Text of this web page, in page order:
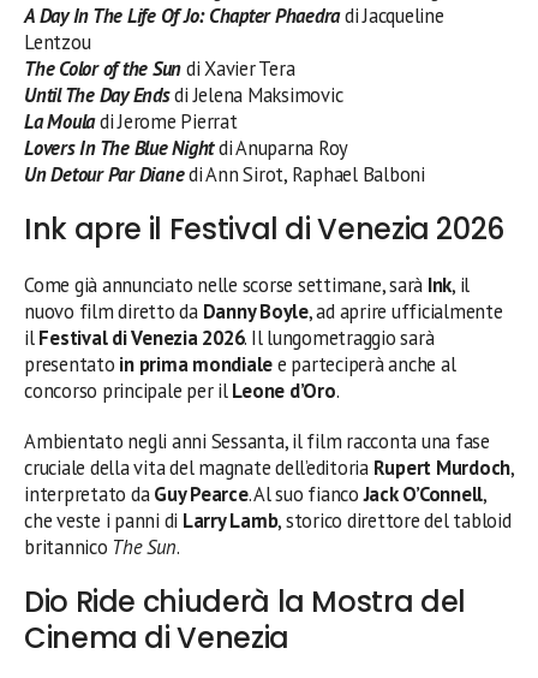
A Day In The Life Of Jo: Chapter Phaedradi Jacqueline
Lentzou
The Color of the Sundi Xavier Tera
Until The Day Endsdi Jelena Maksimovic
La Mouladi Jerome Pierrat
Lovers In The Blue Nightdi Anuparna Roy
Un Detour Par Dianedi Ann Sirot, Raphael Balboni
Ink apre il Festival di Venezia 2026
Come già annunciato nelle scorse settimane, sarà Ink, il
nuovo film diretto da Danny Boyle, ad aprire ufficialmente
ilFestival di Venezia 2026. Il lungometraggio sarà
presentato in prima mondialee parteciperà anche al
concorso principale per ilLeone d’Oro.
Ambientato negli anni Sessanta, il film racconta una fase
cruciale della vita del magnate dell’editoria Rupert Murdoch,
interpretato daGuy Pearce. Al suo fiancoJack O’Connell,
che veste i panni di Larry Lamb, storico direttore del tabloid
britannico The Sun.
Dio Ride chiuderà la Mostra del
Cinema di Venezia